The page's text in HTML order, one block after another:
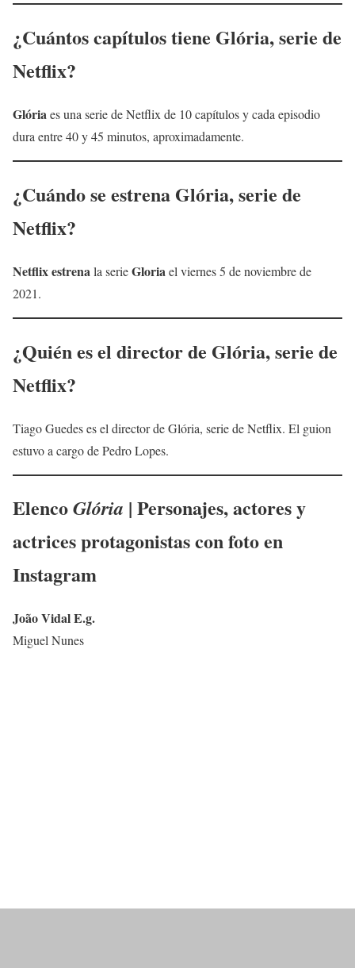
¿Cuántos capítulos tiene Glória, serie de
Netflix?
Glóriaes una serie de Netflix de 10 capítulos y cada episodio
dura entre 40 y 45 minutos, aproximadamente.
¿Cuándo se estrena Glória, serie de
Netflix?
Netflixestrenala serieGloriael viernes 5 de noviembre de
2021.
¿Quién es el director de Glória, serie de
Netflix?
Tiago Guedes es el director de Glória, serie de Netflix. El guion
estuvo a cargo de Pedro Lopes.
ElencoGlória | Personajes, actores y
actrices protagonistas con foto en
Instagram
João Vidal E.g.
Miguel Nunes